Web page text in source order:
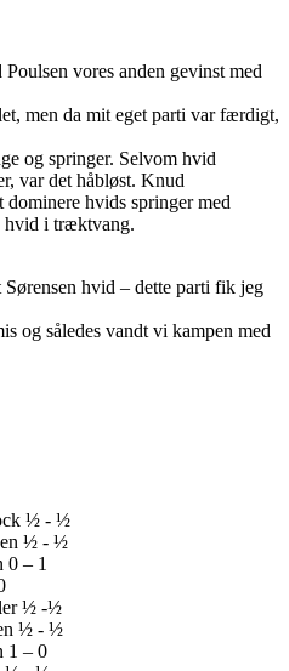
vores anden gevinst med
men da mit eget parti var færdigt,
og springer. Selvom hvid
var det håbløst. Knud
dominere hvids springer med
hvid i træktvang.
hvid – dette parti fik jeg
og således vandt vi kampen med
½ - ½
½ - ½
0 – 1
½ -½
½ - ½
1 – 0